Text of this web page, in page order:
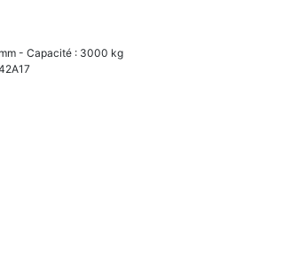
- Capacité : 3000 kg